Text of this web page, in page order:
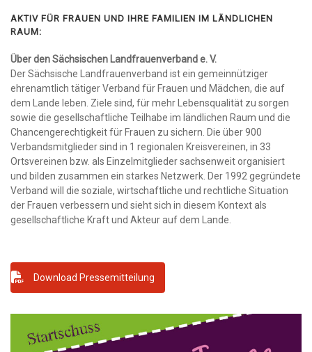
AKTIV FÜR FRAUEN UND IHRE FAMILIEN IM LÄNDLICHEN
RAUM:
Über den Sächsischen Landfrauenverband e. V.
Der Sächsische Landfrauenverband ist ein gemeinnütziger
ehrenamtlich tätiger Verband für Frauen und Mädchen, die auf
dem Lande leben. Ziele sind, für mehr Lebensqualität zu sorgen
sowie die gesellschaftliche Teilhabe im ländlichen Raum und die
Chancengerechtigkeit für Frauen zu sichern. Die über 900
Verbandsmitglieder sind in 1 regionalen Kreisvereinen, in 33
Ortsvereinen bzw. als Einzelmitglieder sachsenweit organisiert
und bilden zusammen ein starkes Netzwerk. Der 1992 gegründete
Verband will die soziale, wirtschaftliche und rechtliche Situation
der Frauen verbessern und sieht sich in diesem Kontext als
gesellschaftliche Kraft und Akteur auf dem Lande.
Download Pressemitteilung